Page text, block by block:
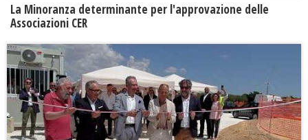
La Minoranza determinante per l'approvazione delle
Associazioni CER